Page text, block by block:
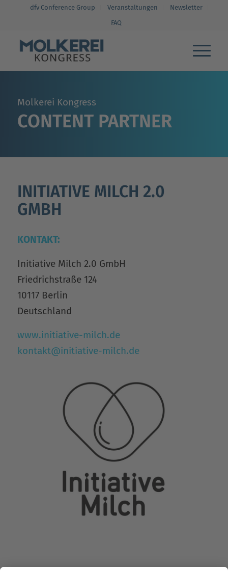
dfv Conference Group Veranstaltungen
Newsletter
FAQ
Molkerei Kongress
CONTENT PARTNER
INITIATIVE MILCH 2.0
GMBH
KONTAKT:
Initiative Milch 2.0 GmbH
Friedrichstraße 124
10117 Berlin
Deutschland
www.initiative-milch.de
kontakt@initiative-milch.de